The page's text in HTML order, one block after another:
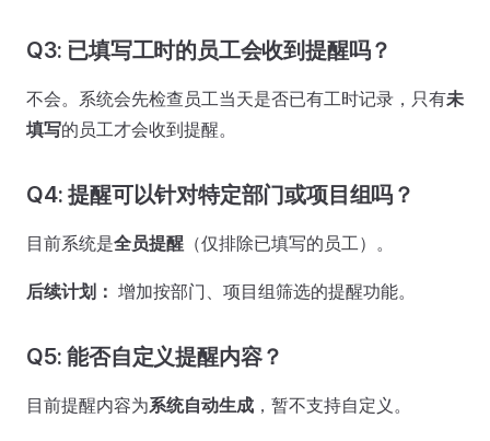
Q3: 已填写工时的员工会收到提醒吗？
不会。系统会先检查员工当天是否已有工时记录，只有未
填写的员工才会收到提醒。
Q4: 提醒可以针对特定部门或项目组吗？
目前系统是全员提醒 （仅排除已填写的员工）。
后续计划： 增加按部门、项目组筛选的提醒功能。
Q5: 能否自定义提醒内容？
目前提醒内容为系统自动生成 ，暂不支持自定义。